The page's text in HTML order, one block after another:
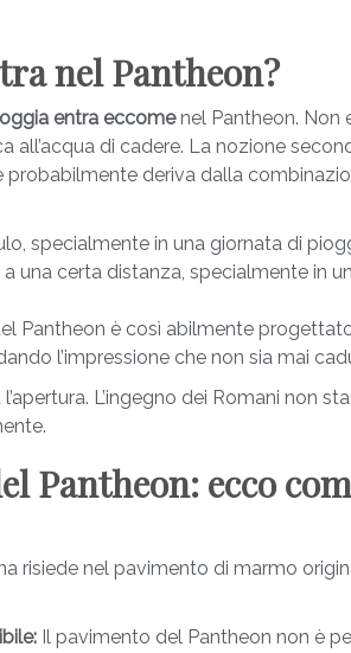
nel Pantheon?
entra eccomenel Pantheon. Non
all’acqua di cadere. La nozione
probabilmente deriva dalla
specialmente in una giornata di
una certa distanza, specialmente in
Pantheon è così abilmente
l’impressione che non sia mai
L’ingegno dei Romani non
Pantheon: ecco
risiede nel pavimento di marmo
Il pavimento del Pantheon non è